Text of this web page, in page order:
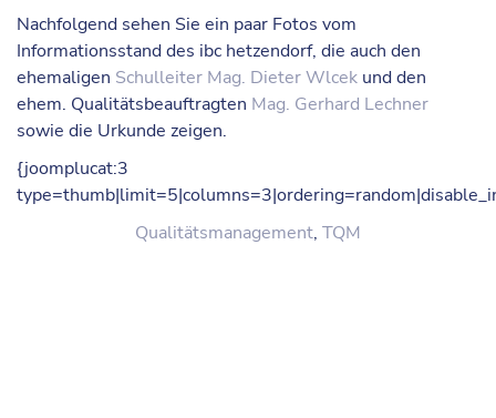
Nachfolgend sehen Sie ein paar Fotos vom
Informationsstand des ibc hetzendorf, die auch den
ehemaligen Schulleiter Mag. Dieter Wlcek und den
ehem. Qualitätsbeauftragten Mag. Gerhard Lechner
sowie die Urkunde zeigen.
{joomplucat:3
Qualitätsmanagement, TQM